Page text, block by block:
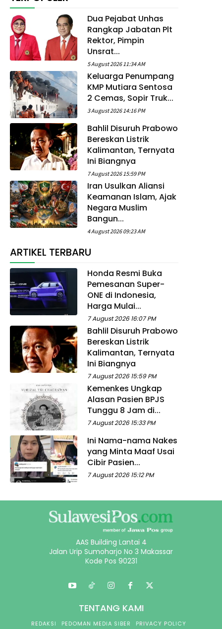
Dua Pejabat Unhas
Rangkap Jabatan Plt
Rektor, Pimpin
Unsrat...
5 August 2026 11:34 AM
Keluarga Penumpang
KMP Mutiara Sentosa
2 Cemas, Sopir Truk...
3 August 2026 14:16 PM
Bahlil Disuruh Prabowo
Bereskan Listrik
Kalimantan, Ternyata
Ini Biangnya
7 August 2026 15:59 PM
Iran Usulkan Aliansi
Keamanan Islam, Ajak
Negara Muslim
Bangun...
4 August 2026 09:23 AM
ARTIKEL TERBARU
Honda Resmi Buka
Pemesanan Super-
ONE di Indonesia,
Harga Mulai...
7 August 2026 16:07 PM
Bahlil Disuruh Prabowo
Bereskan Listrik
Kalimantan, Ternyata
Ini Biangnya
7 August 2026 15:59 PM
Kemenkes Ungkap
Alasan Pasien BPJS
Tunggu 8 Jam di...
7 August 2026 15:33 PM
Ini Nama-nama Nakes
yang Minta Maaf Usai
Cibir Pasien...
7 August 2026 15:12 PM
AAS Building Lantai 4
Jalan Urip Sumoharjo No 3 Makassar
Kode Pos 90231
TENTANG KAMI
REDAKSI PEDOMAN MEDIA SIBER
PRIVACY POLICY